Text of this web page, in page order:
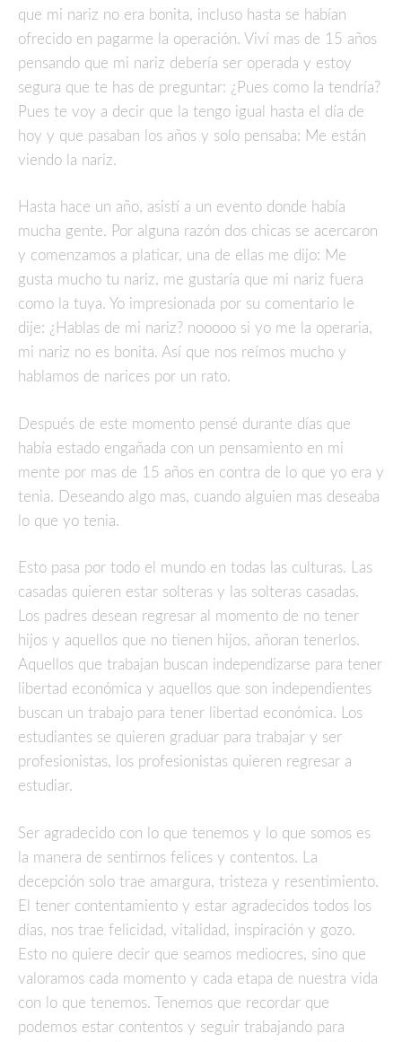
que mi nariz no era bonita, incluso hasta se habían
ofrecido en pagarme la operación. Viví mas de 15 años
pensando que mi nariz debería ser operada y estoy
segura que te has de preguntar: ¿Pues como la tendría?
Pues te voy a decir que la tengo igual hasta el día de
hoy y que pasaban los años y solo pensaba: Me están
viendo la nariz.
Hasta hace un año, asistí a un evento donde había
mucha gente. Por alguna razón dos chicas se acercaron
y comenzamos a platicar, una de ellas me dijo: Me
gusta mucho tu nariz, me gustaría que mi nariz fuera
como la tuya. Yo impresionada por su comentario le
dije: ¿Hablas de mi nariz? nooooo si yo me la operaria,
mi nariz no es bonita. Así que nos reímos mucho y
hablamos de narices por un rato.
Después de este momento pensé durante días que
había estado engañada con un pensamiento en mi
mente por mas de 15 años en contra de lo que yo era y
tenia. Deseando algo mas, cuando alguien mas deseaba
lo que yo tenia.
Esto pasa por todo el mundo en todas las culturas. Las
casadas quieren estar solteras y las solteras casadas.
Los padres desean regresar al momento de no tener
hijos y aquellos que no tienen hijos, añoran tenerlos.
Aquellos que trabajan buscan independizarse para tener
libertad económica y aquellos que son independientes
buscan un trabajo para tener libertad económica. Los
estudiantes se quieren graduar para trabajar y ser
profesionistas, los profesionistas quieren regresar a
estudiar.
Ser agradecido con lo que tenemos y lo que somos es
la manera de sentirnos felices y contentos. La
decepción solo trae amargura, tristeza y resentimiento.
El tener contentamiento y estar agradecidos todos los
días, nos trae felicidad, vitalidad, inspiración y gozo.
Esto no quiere decir que seamos mediocres, sino que
valoramos cada momento y cada etapa de nuestra vida
con lo que tenemos. Tenemos que recordar que
podemos estar contentos y seguir trabajando para